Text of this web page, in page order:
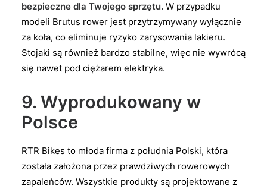
bezpieczne dla Twojego sprzętu. W przypadku
modeli Brutus rower jest przytrzymywany wyłącznie
za koła, co eliminuje ryzyko zarysowania lakieru.
Stojaki są również bardzo stabilne, więc nie wywrócą
się nawet pod ciężarem elektryka.
9. Wyprodukowany w
Polsce
RTR Bikes to młoda firma z południa Polski, która
została założona przez prawdziwych rowerowych
zapaleńców. Wszystkie produkty są projektowane z